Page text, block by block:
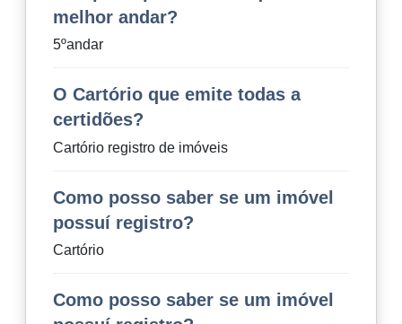
melhor andar?
5ºandar
O Cartório que emite todas a
certidões?
Cartório registro de imóveis
Como posso saber se um imóvel
possuí registro?
Cartório
Como posso saber se um imóvel